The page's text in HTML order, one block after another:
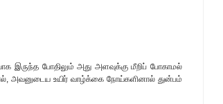
இருந்த போதிலும் அது அளவுக்கு மீறிப் போகாமல்
அவனுடைய உயிர் வாழ்க்கை நோய்களினால் துன்பம்